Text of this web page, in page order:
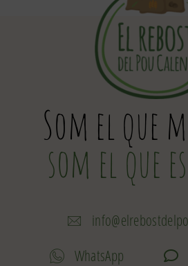
Som el que
som el que
WhatsApp